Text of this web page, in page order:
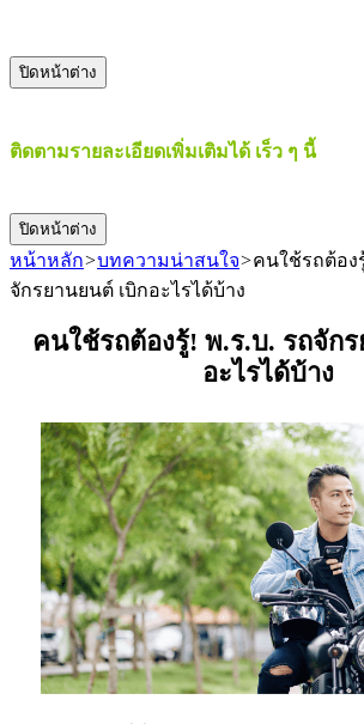
ปิดหน้าต่าง
ติดตามรายละเอียดเพิ่มเติมได้ เร็ว ๆ นี้
ปิดหน้าต่าง
หน้าหลัก>บทความน่าสนใจ>คนใช้รถต้อง
จักรยานยนต์ เบิกอะไรได้บ้าง
คนใช้รถต้องรู้! พ.ร.บ. รถจัก
อะไรได้บ้าง